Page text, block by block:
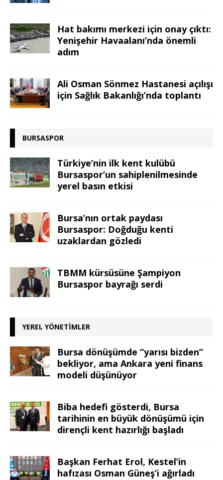
Hat bakımı merkezi için onay çıktı:
Yenişehir Havaalanı’nda önemli
adım
Ali Osman Sönmez Hastanesi açılışı
için Sağlık Bakanlığı’nda toplantı
BURSASPOR
Türkiye’nin ilk kent kulübü
Bursaspor’un sahiplenilmesinde
yerel basın etkisi
Bursa’nın ortak paydası
Bursaspor: Doğduğu kenti
uzaklardan gözledi
TBMM kürsüsüne Şampiyon
Bursaspor bayrağı serdi
YEREL YÖNETIMLER
Bursa dönüşümde “yarısı bizden”
bekliyor, ama Ankara yeni finans
modeli düşünüyor
Biba hedefi gösterdi, Bursa
tarihinin en büyük dönüşümü için
dirençli kent hazırlığı başladı
Başkan Ferhat Erol, Kestel’in
hafızası Osman Güneş’i ağırladı